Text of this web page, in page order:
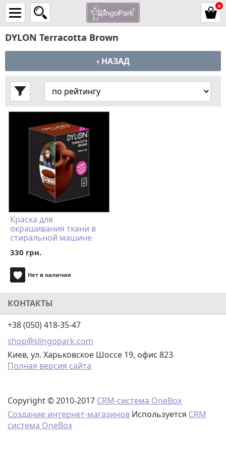
0
DYLON Terracotta Brown
‹ НАЗАД
Краска для
окрашивания ткани в
стиральной машине
Terracotta Brown
330 грн.
Нет в наличии
КОНТАКТЫ
+38 (050) 418-35-47
shop@slingopark.com
Киев, ул. Харьковское Шоссе 19, офис 823
Полная версия сайта
Copyright © 2010-2017 CRM-система OneBox
Создание интернет-магазинов Используется CRM
система OneBox